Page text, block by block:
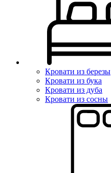
Кровати из березы
Кровати из бука
Кровати из дуба
Кровати из сосны